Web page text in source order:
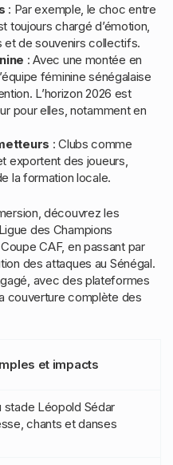
: Par exemple, le choc entre
toujours chargé d’émotion,
et de souvenirs collectifs.
: Avec une montée en
féminine sénégalaise
L’horizon 2026 est
pour elles, notamment en
: Clubs comme
exportent des joueurs,
la formation locale.
découvrez les
des Champions
CAF, en passant par
des attaques au Sénégal.
avec des plateformes
couverture complète des
et impacts
stade Léopold Sédar
chants et danses